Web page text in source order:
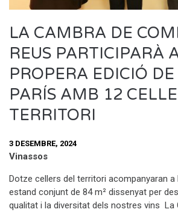
LA CAMBRA DE
REUS PARTICIPARÀ
PROPERA EDICIÓ
PARÍS AMB 12
TERRITORI
3 DESEMBRE, 2024
Vinassos
Dotze cellers del territori acompanyaran
estand conjunt de 84 m² dissenyat per
qualitat i la diversitat dels nostres vins La